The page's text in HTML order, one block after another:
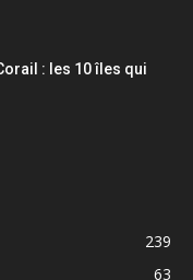
: les 10 îles qui
239
63